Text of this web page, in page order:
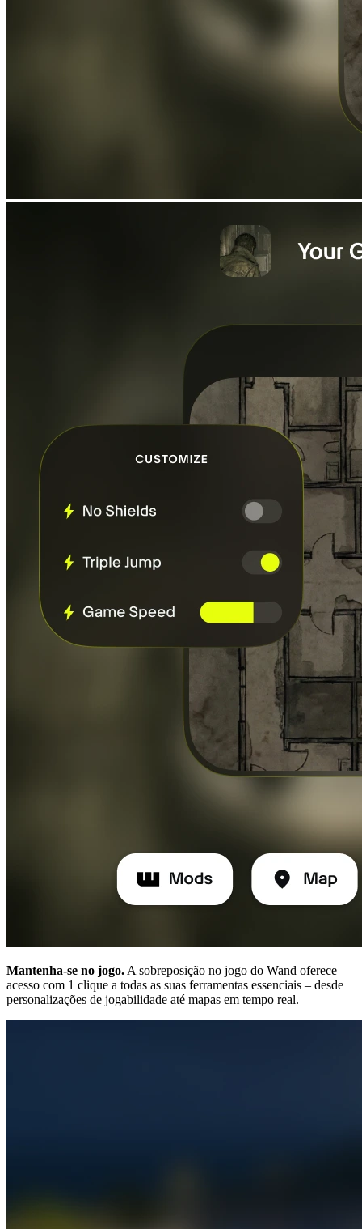
Mantenha-se no jogo. A sobreposição no jogo do Wand oferece
acesso com 1 clique a todas as suas ferramentas essenciais – desde
personalizações de jogabilidade até mapas em tempo real.